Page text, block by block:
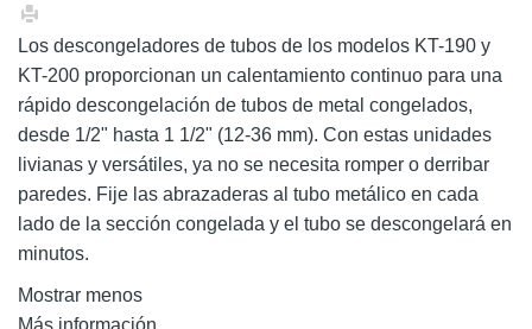
Los descongeladores de tubos de los modelos KT-190 y
KT-200 proporcionan un calentamiento continuo para una
rápido descongelación de tubos de metal congelados,
desde 1/2" hasta 1 1/2" (12-36 mm). Con estas unidades
livianas y versátiles, ya no se necesita romper o derribar
paredes. Fije las abrazaderas al tubo metálico en cada
lado de la sección congelada y el tubo se descongelará en
minutos.
Mostrar menos
Más información